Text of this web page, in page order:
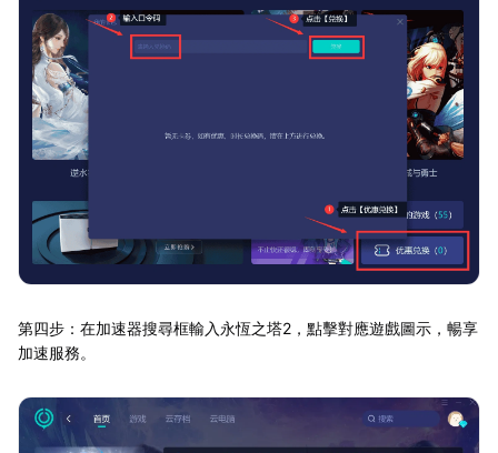
第四步：在加速器搜尋框輸入永恆之塔2，點擊對應遊戲圖示，暢享
加速服務。